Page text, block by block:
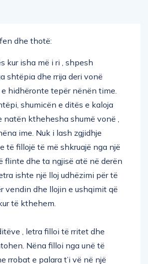
dhe thotë:
kur isha më i ri , shpesh
shtëpia dhe rrija deri vonë
e hidhëronte tepër nënën time.
shumicën e ditës e kaloja
natën kthehesha shumë vonë ,
ime. Nuk i lash zgjidhje
të fillojë të më shkruajë nga një
flinte dhe ta ngjisë atë në derën
ishte një lloj udhëzimi për të
vendin dhe llojin e ushqimit që
të kthehem.
, letra filloi të rritet dhe
Nëna filloi nga unë të
rrobat e palara t’i vë në një